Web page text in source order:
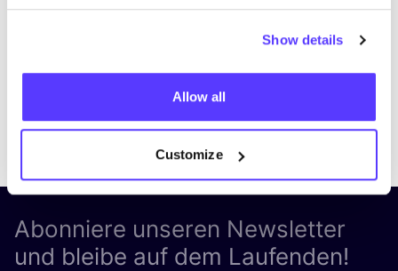
Show details
Allow all
Customize
PreviousNext
Abonniere unseren Newsletter
und bleibe auf dem Laufenden!